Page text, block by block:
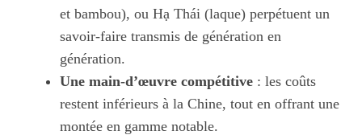
et bambou), ou Hạ Thái (laque) perpétuent un
savoir-faire transmis de génération en
génération.
Une main-d’œuvre compétitive : les coûts
restent inférieurs à la Chine, tout en offrant une
montée en gamme notable.